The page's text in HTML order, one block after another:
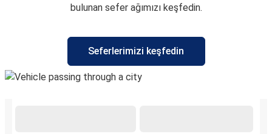
bulunan sefer ağımızı keşfedin.
Seferlerimizi keşfedin